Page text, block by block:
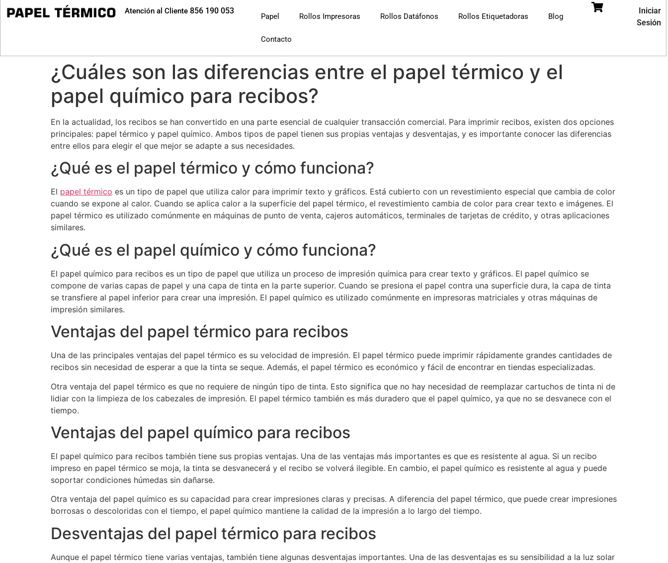
Atención al Cliente856 190 053
Papel Rollos Impresoras Rollos Datáfonos Rollos Etiquetadoras Blog
Contacto
Iniciar
Sesión
¿Cuáles son las diferencias entre el papel térmico y el
papel químico para recibos?
En la actualidad, los recibos se han convertido en una parte esencial de cualquier transacción comercial. Para imprimir recibos, existen dos opciones
principales: papel térmico y papel químico. Ambos tipos de papel tienen sus propias ventajas y desventajas, y es importante conocer las diferencias
entre ellos para elegir el que mejor se adapte a sus necesidades.
¿Qué es el papel térmico y cómo funciona?
El papel térmico es un tipo de papel que utiliza calor para imprimir texto y gráficos. Está cubierto con un revestimiento especial que cambia de color
cuando se expone al calor. Cuando se aplica calor a la superficie del papel térmico, el revestimiento cambia de color para crear texto e imágenes. El
papel térmico es utilizado comúnmente en máquinas de punto de venta, cajeros automáticos, terminales de tarjetas de crédito, y otras aplicaciones
similares.
¿Qué es el papel químico y cómo funciona?
El papel químico para recibos es un tipo de papel que utiliza un proceso de impresión química para crear texto y gráficos. El papel químico se
compone de varias capas de papel y una capa de tinta en la parte superior. Cuando se presiona el papel contra una superficie dura, la capa de tinta
se transfiere al papel inferior para crear una impresión. El papel químico es utilizado comúnmente en impresoras matriciales y otras máquinas de
impresión similares.
Ventajas del papel térmico para recibos
Una de las principales ventajas del papel térmico es su velocidad de impresión. El papel térmico puede imprimir rápidamente grandes cantidades de
recibos sin necesidad de esperar a que la tinta se seque. Además, el papel térmico es económico y fácil de encontrar en tiendas especializadas.
Otra ventaja del papel térmico es que no requiere de ningún tipo de tinta. Esto significa que no hay necesidad de reemplazar cartuchos de tinta ni de
lidiar con la limpieza de los cabezales de impresión. El papel térmico también es más duradero que el papel químico, ya que no se desvanece con el
tiempo.
Ventajas del papel químico para recibos
El papel químico para recibos también tiene sus propias ventajas. Una de las ventajas más importantes es que es resistente al agua. Si un recibo
impreso en papel térmico se moja, la tinta se desvanecerá y el recibo se volverá ilegible. En cambio, el papel químico es resistente al agua y puede
soportar condiciones húmedas sin dañarse.
Otra ventaja del papel químico es su capacidad para crear impresiones claras y precisas. A diferencia del papel térmico, que puede crear impresiones
borrosas o descoloridas con el tiempo, el papel químico mantiene la calidad de la impresión a lo largo del tiempo.
Desventajas del papel térmico para recibos
Aunque el papel térmico tiene varias ventajas, también tiene algunas desventajas importantes. Una de las desventajas es su sensibilidad a la luz solar